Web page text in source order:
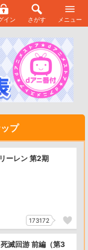
イン さがす メニュー
プ
ーレン 第2期
173172
滅回游 前編（第3